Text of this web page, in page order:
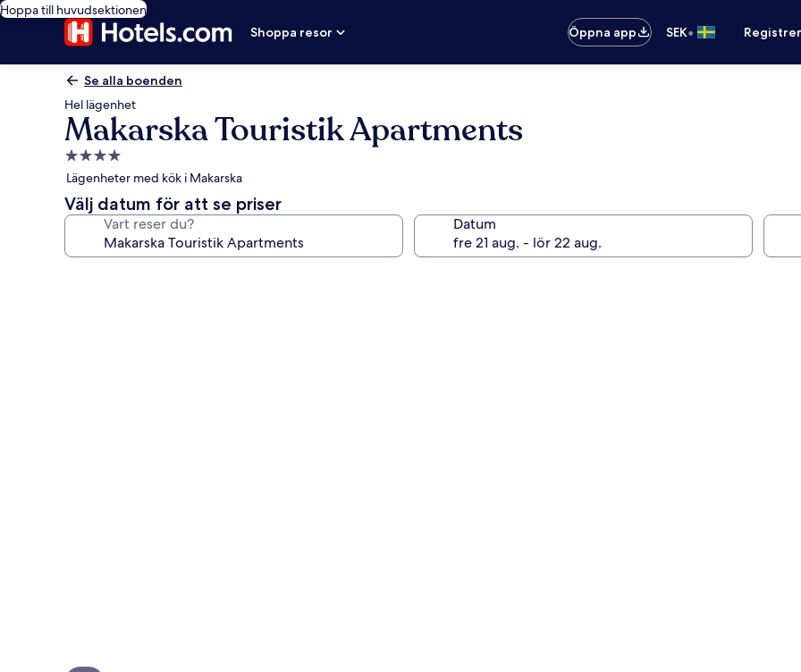
Hoppa till huvudsektionen
Shoppa resor
Öppna app SEK•
Se alla boenden
Hel lägenhet
Makarska Touristik Apartments
4.0-
stjärnigt
boende
Lägenheter med kök i Makarska
Välj datum för att se priser
Vart reser du? Datum